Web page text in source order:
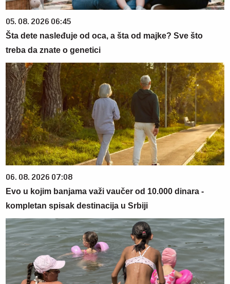
05. 08. 2026 06:45
Šta dete nasleđuje od oca, a šta od majke? Sve što
treba da znate o genetici
06. 08. 2026 07:08
Evo u kojim banjama važi vaučer od 10.000 dinara -
kompletan spisak destinacija u Srbiji